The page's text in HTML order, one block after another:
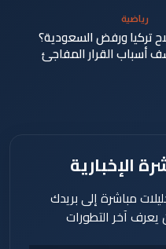
رياضية
تركيا ورفض السعودية؟
أسباب القرار المفاجئ
الإخبارية
مباشرة إلى بريدك
آخر التطورات